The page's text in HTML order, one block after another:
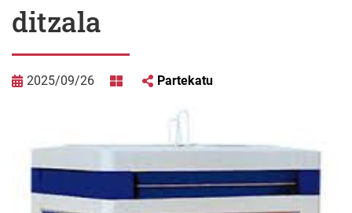
ditzala
2025/09/26 Partekatu